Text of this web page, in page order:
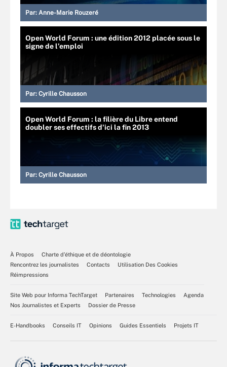
Par: Anne-Marie Rouzeré
Open World Forum : une édition 2012 placée sous le
signe de l’emploi
Par: Cyrille Chausson
Open World Forum : la filière du Libre entend
doubler ses effectifs d'ici la fin 2013
Par: Cyrille Chausson
À Propos
Charte d’éthique et de déontologie
Rencontrez les journalistes
Contacts
Utilisation Des Cookies
Réimpressions
Site Web pour Informa TechTarget Partenaires Technologies
Agenda
Nos Journalistes et Experts
Dossier de Presse
E-Handbooks Conseils IT Opinions Guides Essentiels Projets IT